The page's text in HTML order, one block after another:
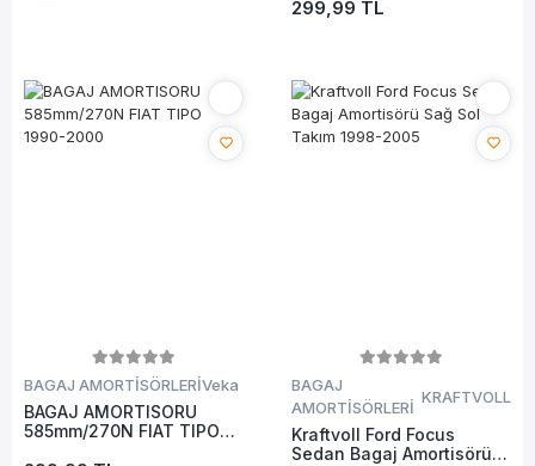
299,99 TL
BAGAJ AMORTİSÖRLERİVeka
BAGAJ AMORTISORU
585mm/270N FIAT TIPO
BAGAJ
AMORTİSÖRLERİ
KRAFTVOLL
Kraftvoll Ford Focus
Sedan Bagaj Amortisörü